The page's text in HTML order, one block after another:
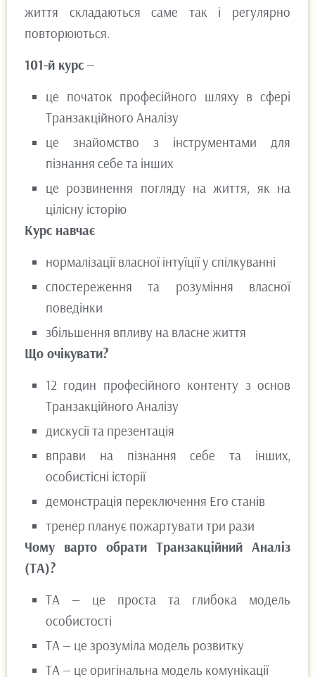
життя складаються саме так і регулярно
повторюються.
101-й курс—
це початок професійного шляху в сфері
Транзакційного Аналізу
це знайомство з інструментами для
пізнання себе та інших
це розвинення погляду на життя, як на
цілісну історію
Курс навчає
нормалізації власної інтуїції у спілкуванні
спостереження та розуміння власної
поведінки
збільшення впливу на власне життя
Що очікувати?
12 годин професійного контенту з основ
Транзакційного Аналізу
дискусії та презентація
вправи на пізнання себе та інших,
особистісні історії
демонстрація переключення Его станів
тренер планує пожартувати три рази
Чому варто обрати Транзакційний Аналіз
(ТА)?
ТА — це проста та глибока модель
особистості
ТА — це зрозуміла модель розвитку
ТА — це оригінальна модель комунікації